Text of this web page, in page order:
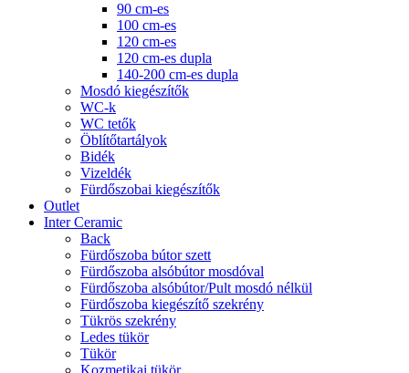
90 cm-es
100 cm-es
120 cm-es
120 cm-es dupla
140-200 cm-es dupla
Mosdó kiegészítők
WC-k
WC tetők
Öblítőtartályok
Bidék
Vizeldék
Fürdőszobai kiegészítők
Outlet
Inter Ceramic
Back
Fürdőszoba bútor szett
Fürdőszoba alsóbútor mosdóval
Fürdőszoba alsóbútor/Pult mosdó nélkül
Fürdőszoba kiegészítő szekrény
Tükrös szekrény
Ledes tükör
Tükör